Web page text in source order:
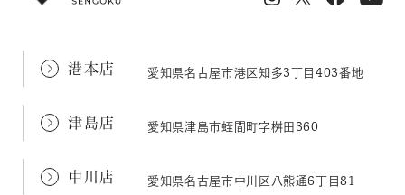
港本店 愛知県名古屋市港区知多3丁目403番地
津島店 愛知県津島市蛭間町字桝田360
中川店 愛知県名古屋市中川区八熊通6丁目81